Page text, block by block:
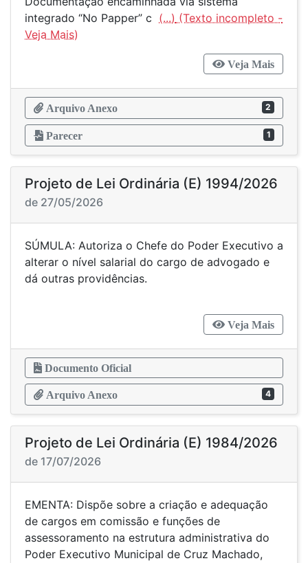
integrado “No Papper” c (...)
Veja Mais
Arquivo Anexo 2
Parecer 1
Projeto de Lei Ordinária (E) 1994/2026
de 27/05/2026
SÚMULA: Autoriza o Chefe do Poder Executivo a
alterar o nível salarial do cargo de advogado e
dá outras providências.
Veja Mais
Documento Oficial
Arquivo Anexo 4
Projeto de Lei Ordinária (E) 1984/2026
de 17/07/2026
EMENTA: Dispõe sobre a criação e adequação
de cargos em comissão e funções de
assessoramento na estrutura administrativa do
Poder Executivo Municipal de Cruz Machado,